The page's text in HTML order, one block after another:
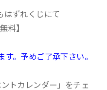
はずれくじにて
料】
。予めご了承下さい。
トカレンダー」をチェ